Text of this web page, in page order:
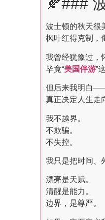
🍂###
波士顿的秋天很
枫叶红得克制，
我曾经犹豫过，
毕竟“美国伴游”
但后来我明白
真正决定人生走
我不越界。
不欺骗。
不失控。
我只是把时间、
漂亮是天赋。
清醒是能力。
边界，是尊严。